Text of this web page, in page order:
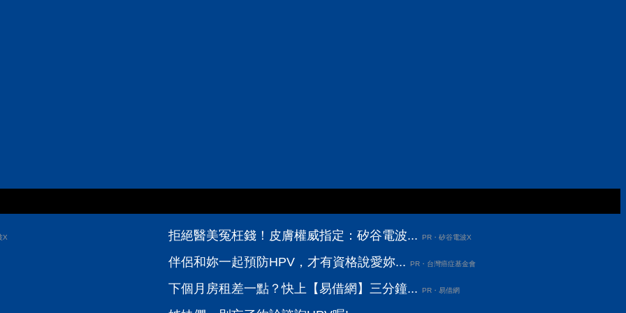
X 拒絕醫美冤枉錢！皮膚權威指定：矽谷電波... PR・矽谷電波X
伴侶和妳一起預防HPV，才有資格說愛妳... PR・台灣癌症基金會
下個月房租差一點？快上【易借網】三分鐘... PR・易借網